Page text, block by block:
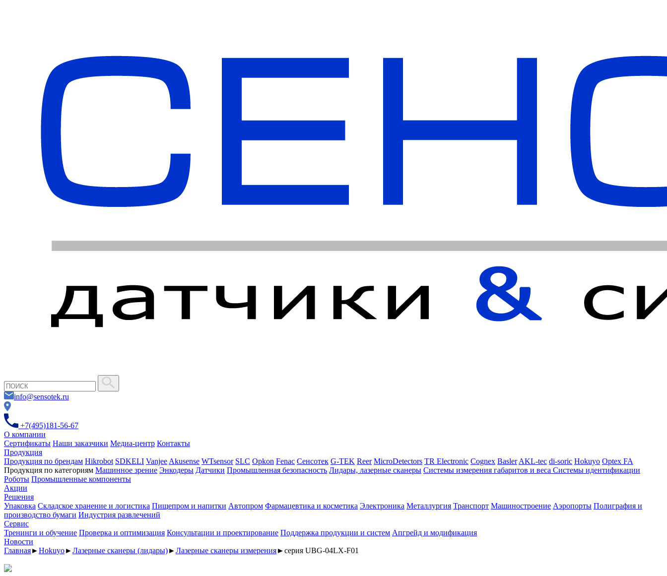
info@sensotek.ru
+7(495)181-56-67
О компании
Сертификаты Наши заказчики Медиа-центр Контакты
Продукция
Продукция по брендам Hikrobot SDKELI Vanjee Akusense WTsensor SLC Opkon Fenac Сенсотек G-TEK Reer MicroDetectors TR Electronic Cognex Basler AKL-tec di-soric Hokuyo Optex FA
Продукция по категориям Машинное зрение Энкодеры Датчики Промышленная безопасность Лидары, лазерные сканеры Системы измерения габаритов и веса Системы идентификации
Роботы Промышленные компоненты
Акции
Решения
Упаковка Складское хранение и логистика Пищепром и напитки Автопром Фармацевтика и косметика Электроника Металлургия Транспорт Машиностроение Аэропорты Полиграфия и
производство бумаги Индустрия развлечений
Сервис
Тренинги и обучение Проверка и оптимизация Консультации и проектирование Поддержка продукции и систем Апгрейд и модификация
Новости
Главная►Hokuyo►Лазерные сканеры (лидары)►Лазерные сканеры измерения►серия UBG-04LX-F01